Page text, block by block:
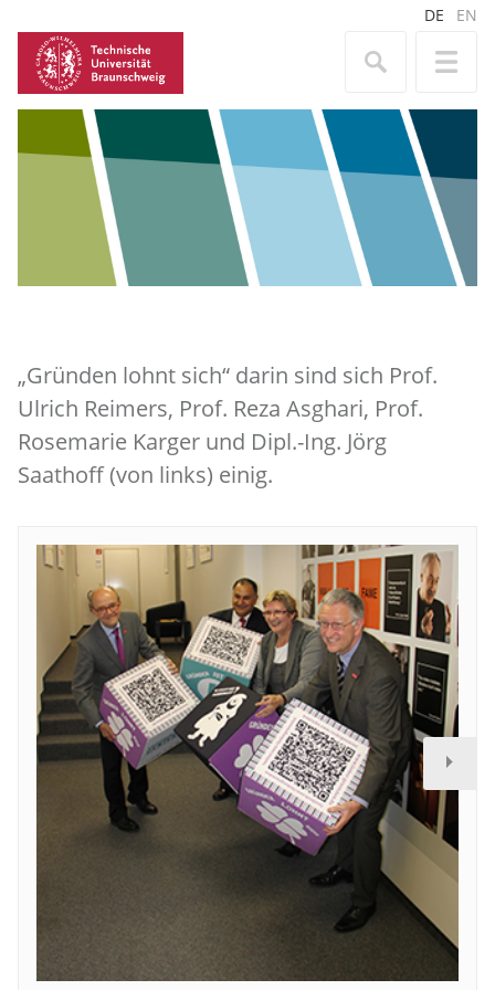
DE EN
„Gründen lohnt sich“ darin sind sich Prof.
Ulrich Reimers, Prof. Reza Asghari, Prof.
Rosemarie Karger und Dipl.-Ing. Jörg
Saathoff (von links) einig.